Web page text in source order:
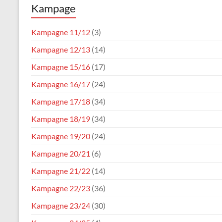
Karneval
Verein
1954
e.V.
Kampage
Kampagne 11/12 (3)
Kampagne 12/13 (14)
Kampagne 15/16 (17)
Kampagne 16/17 (24)
Kampagne 17/18 (34)
Kampagne 18/19 (34)
Kampagne 19/20 (24)
Kampagne 20/21 (6)
Kampagne 21/22 (14)
Kampagne 22/23 (36)
Kampagne 23/24 (30)